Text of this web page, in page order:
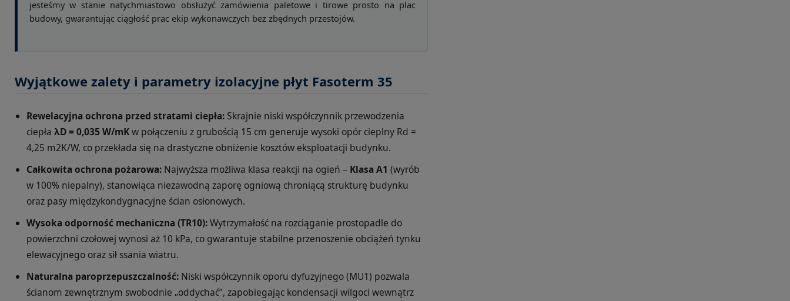
jesteśmy w stanie natychmiastowo obsłużyć zamówienia paletowe i tirowe prosto na plac
budowy, gwarantując ciągłość prac ekip wykonawczych bez zbędnych przestojów.
Wyjątkowe zalety i parametry izolacyjne płyt Fasoterm 35
Rewelacyjna ochrona przed stratami ciepła: Skrajnie niski współczynnik przewodzenia
ciepła λD = 0,035 W/mKw połączeniu z grubością 15 cm generuje wysoki opór cieplny Rd =
4,25 m2K/W, co przekłada się na drastyczne obniżenie kosztów eksploatacji budynku.
Całkowita ochrona pożarowa: Najwyższa możliwa klasa reakcji na ogień – Klasa A1 (wyrób
w 100% niepalny), stanowiąca niezawodną zaporę ogniową chroniącą strukturę budynku
oraz pasy międzykondygnacyjne ścian osłonowych.
Wysoka odporność mechaniczna (TR10):Wytrzymałość na rozciąganie prostopadle do
powierzchni czołowej wynosi aż 10 kPa, co gwarantuje stabilne przenoszenie obciążeń tynku
elewacyjnego oraz sił ssania wiatru.
Naturalna paroprzepuszczalność: Niski współczynnik oporu dyfuzyjnego (MU1) pozwala
ścianom zewnętrznym swobodnie „oddychać”, zapobiegając kondensacji wilgoci wewnątrz